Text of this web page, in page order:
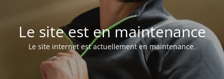
Le site est en maintenance
Le site internet est actuellement en maintenance.